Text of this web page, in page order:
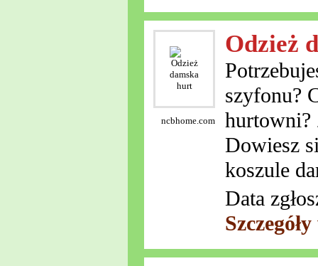
ncbhome.com
Odzież
szyfonu?
hurtowni?
Dowiesz
koszule
Data